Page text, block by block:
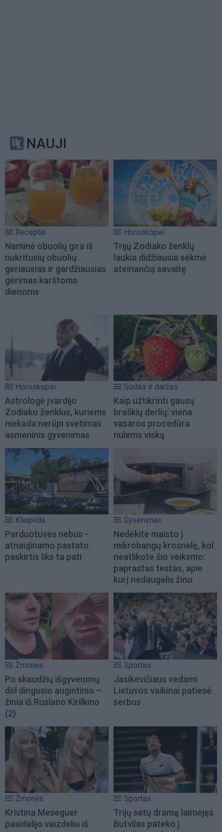
NAUJI
Receptai
Naminė obuolių gira iš
nukritusių obuolių:
geriausias ir gardžiausias
gėrimas karštoms
dienoms
Horoskopai
Trijų Zodiako ženklų
laukia didžiausia sėkmė
ateinančią savaitę
Horoskopai
Astrologė įvardijo
Zodiako ženklus, kuriems
niekada nerūpi svetimas
asmeninis gyvenimas
Sodas ir daržas
Kaip užtikrinti gausų
braškių derlių: viena
vasaros procedūra
nulems viską
Klaipėda
Parduotuvės nebus -
atnaujinamo pastato
paskirtis liks ta pati
Gyvenimas
Nedėkite maisto į
mikrobangų krosnelę, kol
neatlikote šio veiksmo:
paprastas testas, apie
kurį nedaugelis žino
Žmonės
Po skaudžių išgyvenimų
dėl dingusio augintinio –
žinia iš Ruslano Kirilkino
(2)
Sportas
Jasikevičiaus vedami
Lietuvos vaikinai patiesė
serbus
Žmonės
Kristina Meseguer
pasidalijo vaizdeliu iš
Sportas
Trijų setų dramą laimėjęs
Butvilas pateko į